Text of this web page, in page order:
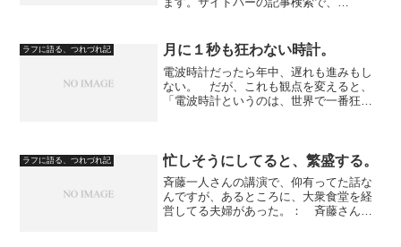
ある女子と一緒に映画に行けることにな
ったのに、そこには、...
ラフに語る、つれづれ記 月に１秒も狂わない時計。
電波時計だったら年中、遅れも進みもし
ない。 だが、これも観点を変えると、
「電波時計というのは、世界で一番狂い
ら、正確な時刻につねに合っ...
ラフに語る、つれづれ記 忙しそうにしてると、繁盛する。
斉藤一人さんの講演で、仰有ってた話な
んですが、あるところに、大衆食堂を経
営してる夫婦があった。： 斉藤さん、